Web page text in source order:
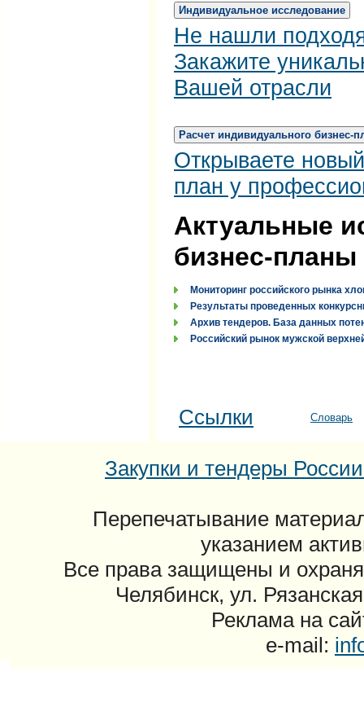
Индивидуальное исследование
Не нашли
Закажите
Вашей отрасли
Расчет индивидуального бизнес-
Открываете
план у
Актуальные
бизнес-планы
Мониторинг российского рынка
Результаты проведенных
Архив тендеров. База данных
Российский рынок мужской
Ссылки Словарь
Закупки и тендеры
Перепечатывание
указанием
Все права защищены и
Челябинск, ул.
Реклама на
e-mail: